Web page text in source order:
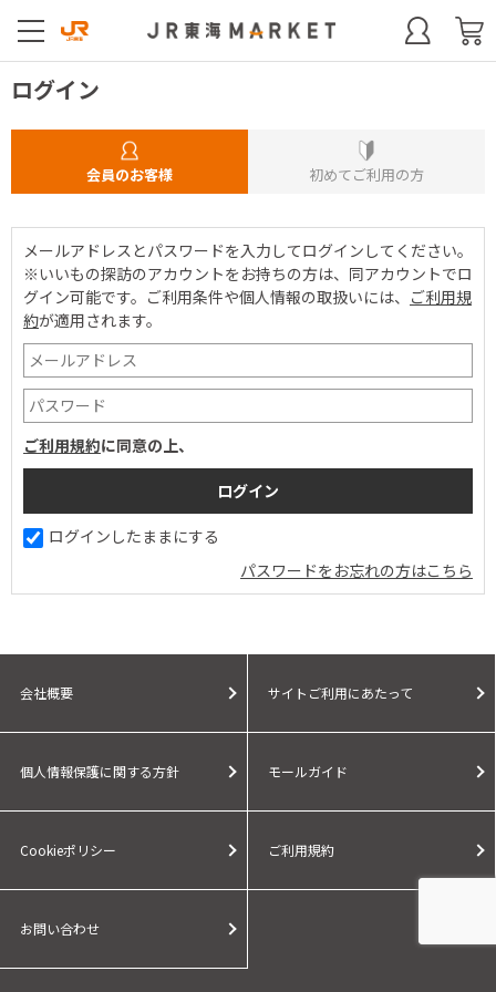
ログイン
会員のお客様 初めてご利用の方
メールアドレスとパスワードを入力してログインしてください。
※いいもの探訪のアカウントをお持ちの方は、同アカウントでロ
グイン可能です。 ご利用条件や個人情報の取扱いには、 ご利用規
約が適用されます。
ご利用規約に同意の上、
ログインしたままにする
パスワードをお忘れの方はこちら
会社概要 サイトご利用にあたって
個人情報保護に関する方針 モールガイド
Cookieポリシー ご利用規約
お問い合わせ